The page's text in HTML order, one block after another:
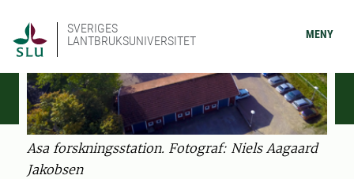
SVERIGES
LANTBRUKSUNIVERSITET
MENY
Asa forskningsstation. Fotograf: Niels Aagaard
Jakobsen